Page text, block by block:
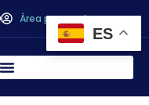
Área personal
ES